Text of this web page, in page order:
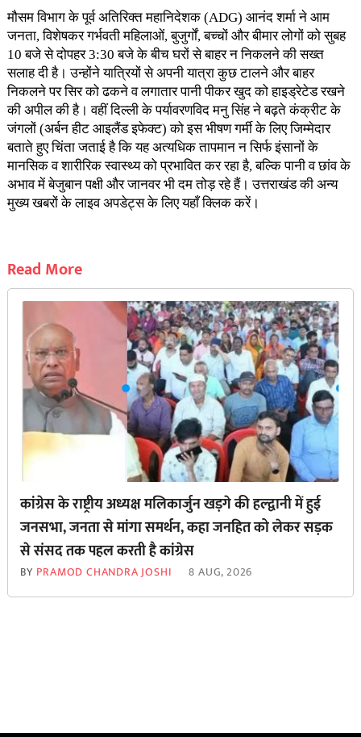
मौसम विभाग के पूर्व अतिरिक्त महानिदेशक (ADG) आनंद शर्मा ने आम
जनता, विशेषकर गर्भवती महिलाओं, बुजुर्गों, बच्चों और बीमार लोगों को सुबह
10 बजे से दोपहर 3:30 बजे के बीच घरों से बाहर न निकलने की सख्त
सलाह दी है। उन्होंने यात्रियों से अपनी यात्रा कुछ टालने और बाहर
निकलने पर सिर को ढकने व लगातार पानी पीकर खुद को हाइड्रेटेड रखने
की अपील की है। वहीं दिल्ली के पर्यावरणविद मनु सिंह ने बढ़ते कंक्रीट के
जंगलों (अर्बन हीट आइलैंड इफेक्ट) को इस भीषण गर्मी के लिए जिम्मेदार
बताते हुए चिंता जताई है कि यह अत्यधिक तापमान न सिर्फ इंसानों के
मानसिक व शारीरिक स्वास्थ्य को प्रभावित कर रहा है, बल्कि पानी व छांव के
अभाव में बेजुबान पक्षी और जानवर भी दम तोड़ रहे हैं। उत्तराखंड की अन्य
मुख्य खबरों के लाइव अपडेट्स के लिए यहाँ क्लिक करें।
Read More
कांग्रेस के राष्ट्रीय अध्यक्ष मलिकार्जुन खड़गे की हल्द्वानी में हुई
जनसभा, जनता से मांगा समर्थन, कहा जनहित को लेकर सड़क
से ‌संसद तक पहल करती है कांग्रेस
BY PRAMOD CHANDRA JOSHI 8 AUG, 2026